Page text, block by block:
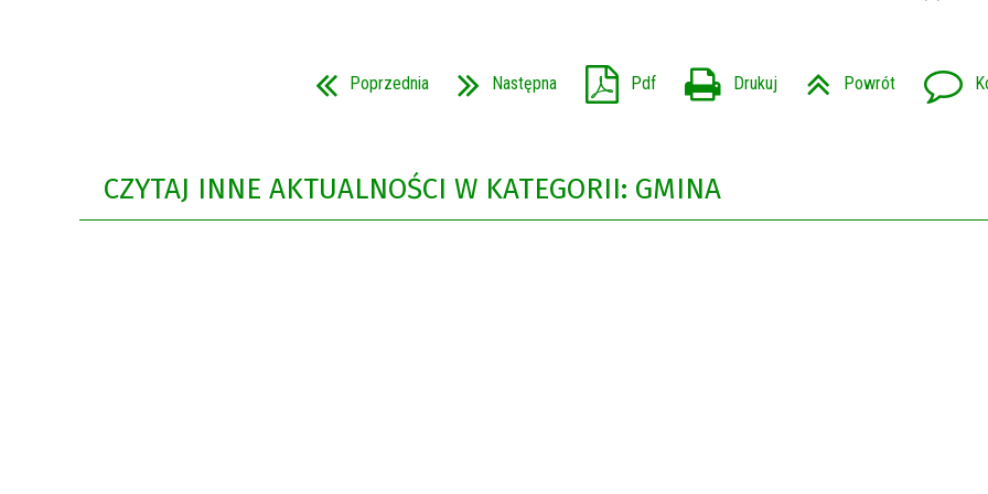
Poprzednia Następna Pdf Drukuj Powrót
CZYTAJ INNE AKTUALNOŚCI W KATEGORII: GMINA